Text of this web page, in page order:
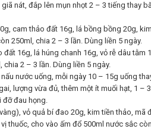
nát, đắp lên mụn nhọt 2 – 3 tiếng thay
cam thảo đất 16g, lá bồng bồng 20g,
250ml, chia 2 – 3 lần. Dùng liền 5 ngày.
16g, lá húng chanh 16g, vỏ rễ dâu tằm
2 – 3 lần. Dùng liền 5 ngày.
nước uống, mỗi ngày 10 – 15g uống
lượng vừa đủ, thêm một ít muối hạt, 1 –
đỡ đau họng.
vỏ quả bí đao 20g, kim tiền thảo, mã
thuốc, cho vào ấm đổ 500ml nước sắc